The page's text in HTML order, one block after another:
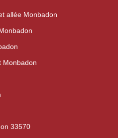
allée Monbadon
Monbadon
33570